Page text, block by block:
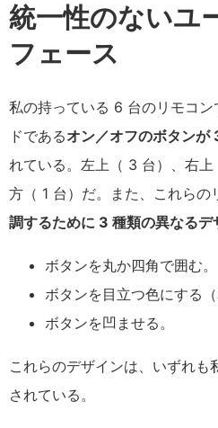
統一性のないユ
フェース
私の持っている 6 台のリモコ
ドであるオン／オフのボタンが
れている。左上（ 3 台）、右
方（ 1 台）だ。また、これらの
調するために 3 種類の異なるデ
ボタンを丸か四角で囲む。
ボタンを目立つ色にする
ボタンを凹ませる。
これらのデザインは、いずれ
されている。